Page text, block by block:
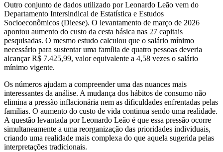
Outro conjunto de dados utilizado por Leonardo Leão vem do
Departamento Intersindical de Estatística e Estudos
Socioeconômicos (Dieese). O levantamento de março de 2026
apontou aumento do custo da cesta básica nas 27 capitais
pesquisadas. O mesmo estudo calculou que o salário mínimo
necessário para sustentar uma família de quatro pessoas deveria
alcançar R$ 7.425,99, valor equivalente a 4,58 vezes o salário
mínimo vigente.
Os números ajudam a compreender uma das nuances mais
interessantes da análise. A mudança dos hábitos de consumo não
elimina a pressão inflacionária nem as dificuldades enfrentadas pelas
famílias. O aumento do custo de vida continua sendo uma realidade.
A questão levantada por Leonardo Leão é que essa pressão ocorre
simultaneamente a uma reorganização das prioridades individuais,
criando uma realidade mais complexa do que aquela sugerida pelas
interpretações tradicionais.